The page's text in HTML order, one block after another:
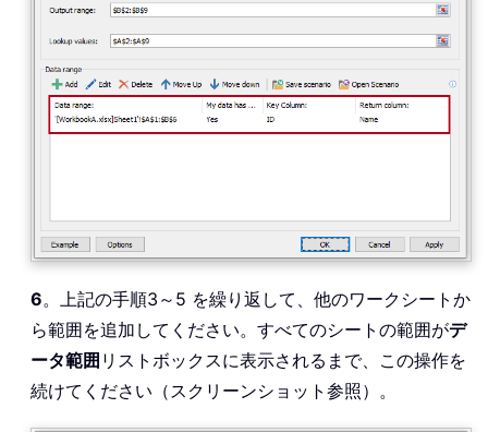
6。上記の手順3～5 を繰り返して、他のワークシートか
ら範囲を追加してください。すべてのシートの範囲がデ
ータ範囲 リストボックスに表示されるまで、この操作を
続けてください（スクリーンショット参照）。